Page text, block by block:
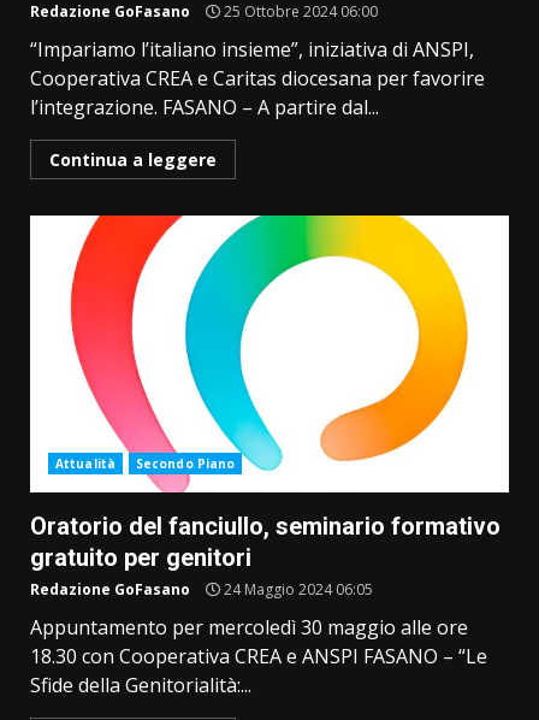
Redazione GoFasano 25 Ottobre 2024 06:00
“Impariamo l’italiano insieme”, iniziativa di ANSPI,
Cooperativa CREA e Caritas diocesana per favorire
l’integrazione. FASANO – A partire dal...
Continua a leggere
Attualità Secondo Piano
Oratorio del fanciullo, seminario formativo
gratuito per genitori
Redazione GoFasano 24 Maggio 2024 06:05
Appuntamento per mercoledì 30 maggio alle ore
18.30 con Cooperativa CREA e ANSPI FASANO – “Le
Sfide della Genitorialità:...